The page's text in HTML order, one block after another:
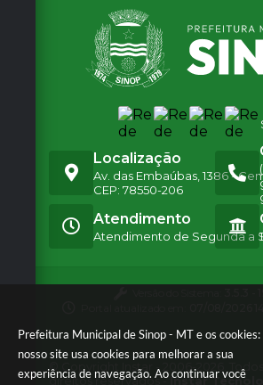
Prefeitura Municipal de Sinop - MT e os cookies:
nosso site usa cookies para melhorar a sua
experiência de navegação. Ao continuar você
Secr
etári
a:
Eliza
ermeLocalização
Av. das Embaúbas, 1386 -
CEP: 78550-206
Atendimento
Atendimento de Segunda a
© Copyright Instar - 2006-2026.
direitos reservados -Instar